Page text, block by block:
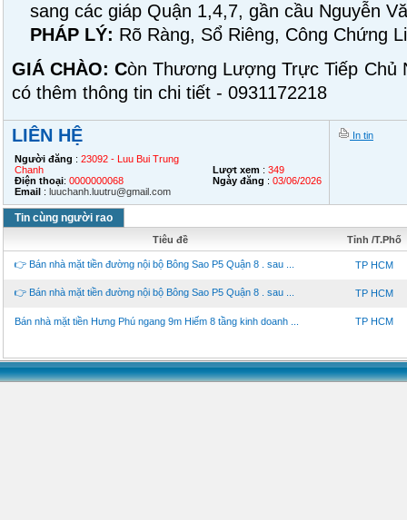
sang các giáp Quận 1,4,7, gần cầu Nguyễn
PHÁP LÝ: Rõ Ràng, Sổ Riêng, Công Chứng
GIÁ CHÀO: Còn Thương Lượng Trực Tiếp Chủ
có thêm thông tin chi tiết - 0931172218
LIÊN HỆ
Người đăng : 23092 - Luu Bui Trung
Chanh
Điện thoại: 0000000068
Email : luuchanh.luutru@gmail.com
Lượt xem : 349
Ngày đăng : 03/06/2026
In tin
Tin cùng người rao
Tiêu đề Tỉnh /T.Phố
👉 Bán nhà mặt tiền đường nội bộ Bông Sao P5 Quận 8 . sau ... TP HCM
👉 Bán nhà mặt tiền đường nội bộ Bông Sao P5 Quận 8 . sau ... TP HCM
Bán nhà mặt tiền Hưng Phú ngang 9m Hiếm 8 tầng kinh doanh ... TP HCM